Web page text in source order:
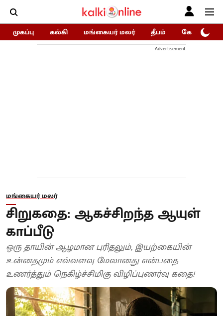
முகப்பு கல்கி மங்கையர் மலர் தீபம் கோகுலம்/
Advertisement
மங்கையர் மலர்
சிறுகதை: ஆகச்சிறந்த ஆயுள்
காப்பீடு
ஒரு தாயின் ஆழமான புரிதலும், இயற்கையின்
உன்னதமும் எவ்வளவு மேலானது என்பதை
உணர்த்தும் நெகிழ்ச்சிமிகு விழிப்புணர்வு கதை!